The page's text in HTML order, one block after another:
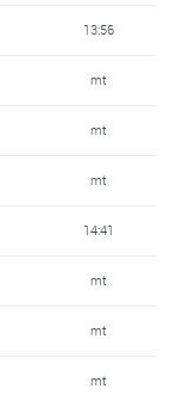
13:56
mt
mt
mt
14:41
mt
mt
mt